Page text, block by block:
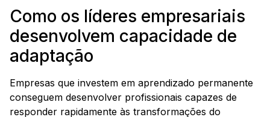
Como os líderes empresariais
desenvolvem capacidade de
adaptação
Empresas que investem em aprendizado permanente
conseguem desenvolver profissionais capazes de
responder rapidamente às transformações do